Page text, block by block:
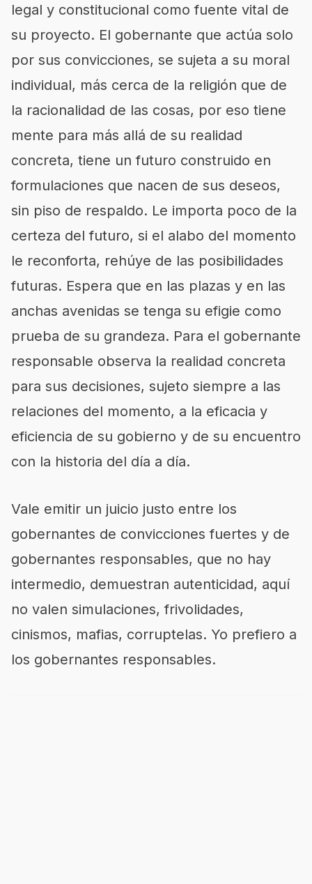
legal y constitucional como fuente vital de
su proyecto. El gobernante que actúa solo
por sus convicciones, se sujeta a su moral
individual, más cerca de la religión que de
la racionalidad de las cosas, por eso tiene
mente para más allá de su realidad
concreta, tiene un futuro construido en
formulaciones que nacen de sus deseos,
sin piso de respaldo. Le importa poco de la
certeza del futuro, si el alabo del momento
le reconforta, rehúye de las posibilidades
futuras. Espera que en las plazas y en las
anchas avenidas se tenga su efigie como
prueba de su grandeza. Para el gobernante
responsable observa la realidad concreta
para sus decisiones, sujeto siempre a las
relaciones del momento, a la eficacia y
eficiencia de su gobierno y de su encuentro
con la historia del día a día.
Vale emitir un juicio justo entre los
gobernantes de convicciones fuertes y de
gobernantes responsables, que no hay
intermedio, demuestran autenticidad, aquí
no valen simulaciones, frivolidades,
cinismos, mafias, corruptelas. Yo prefiero a
los gobernantes responsables.